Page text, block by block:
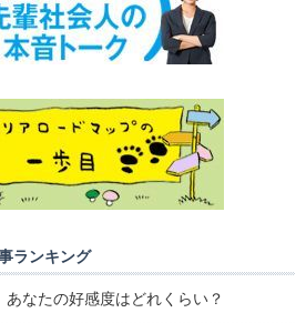
ランキング
あなたの好感度はどれくらい？